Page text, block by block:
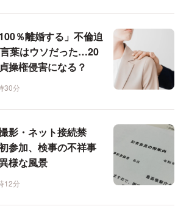
％離婚する」不倫迫
葉はウソだった…20
操権侵害になる？
30分
影・ネット接続禁
参加、検事の不祥事
様な風景
12分